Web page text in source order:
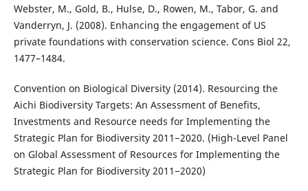
Webster, M., Gold, B., Hulse, D., Rowen, M., Tabor, G. and
Vanderryn, J. (2008). Enhancing the engagement of US
private foundations with conservation science. Cons Biol 22,
1477–1484.
Convention on Biological Diversity (2014). Resourcing the
Aichi Biodiversity Targets: An Assessment of Benefits,
Investments and Resource needs for Implementing the
Strategic Plan for Biodiversity 2011−2020. (High-Level Panel
on Global Assessment of Resources for Implementing the
Strategic Plan for Biodiversity 2011−2020)